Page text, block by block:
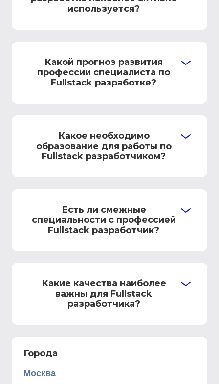
используется?
Какой прогноз развития
профессии специалиста по
Fullstack разработке?
Какое необходимо
образование для работы по
Fullstack разработчиком?
Есть ли смежные
специальности с профессией
Fullstack разработчик?
Какие качества наиболее
важны для Fullstack
разработчика?
Города
Москва